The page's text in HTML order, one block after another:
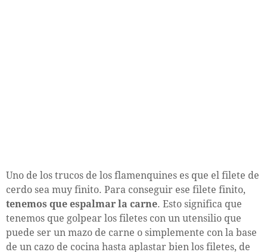
Uno de los trucos de los flamenquines es que el filete de
cerdo sea muy finito. Para conseguir ese filete finito,
tenemos que espalmar la carne. Esto significa que
tenemos que golpear los filetes con un utensilio que
puede ser un mazo de carne o simplemente con la base
de un cazo de cocina hasta aplastar bien los filetes, de